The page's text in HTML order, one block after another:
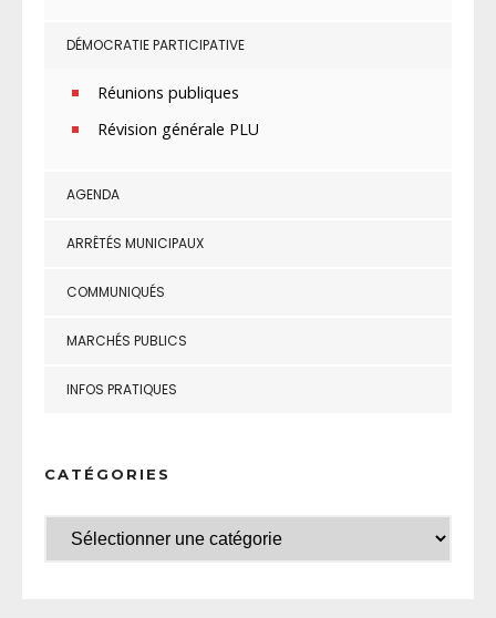
DÉMOCRATIE PARTICIPATIVE
Réunions publiques
Révision générale PLU
AGENDA
ARRÊTÉS MUNICIPAUX
COMMUNIQUÉS
MARCHÉS PUBLICS
INFOS PRATIQUES
CATÉGORIES